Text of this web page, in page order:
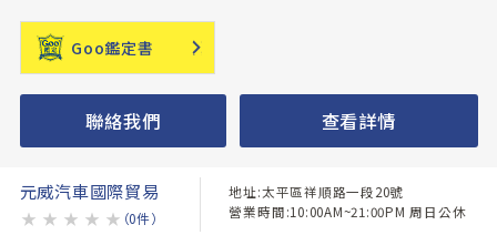
Goo鑑定書
聯絡我們 查看詳情
元威汽車國際貿易
★ ★ ★ ★ ★ （0件）
地址:太平區祥順路一段20號
營業時間:10:00AM~21:00PM 周日公休